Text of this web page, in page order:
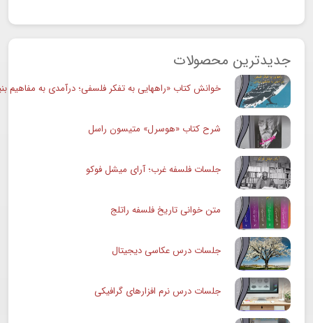
جدیدترین محصولات
خوانش کتاب «راههایی به تفکر فلسفی؛ درآمدی به مفاهیم
شرح کتاب «هوسرل» متیسون راسل
جلسات فلسفه غرب؛ آرای میشل فوکو
متن خوانی تاریخ فلسفه راتلج
جلسات درس عکاسی دیجیتال
جلسات درس نرم افزارهای گرافیکی